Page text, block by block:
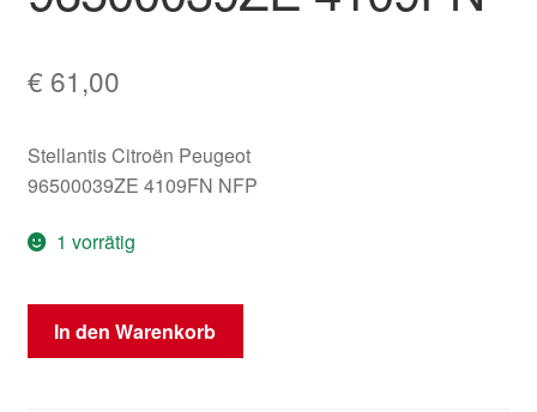
€ 61,00
Stellantis Citroën Peugeot
96500039ZE 4109FN NFP
1 vorrätig
Lederlenkrad
Citroën
In den Warenkorb